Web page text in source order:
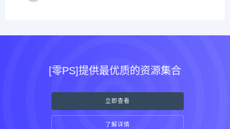
[零PS]提供最优质的资源集合
立即查看
了解详情